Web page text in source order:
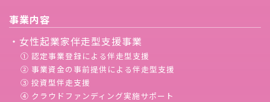
事業内容
・女性起業家伴走型支援事業
① 認定事業登録による伴走型支援
② 事業資金の事前提供による伴走型支援
③ 投資型伴走支援
④ クラウドファンディング実施サポート